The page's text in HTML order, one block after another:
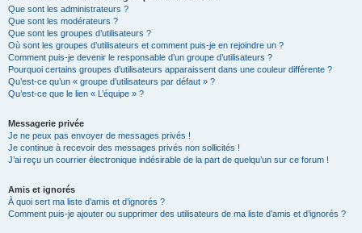
Que sont les administrateurs ?
Que sont les modérateurs ?
Que sont les groupes d’utilisateurs ?
Où sont les groupes d’utilisateurs et comment puis-je en rejoindre un ?
Comment puis-je devenir le responsable d’un groupe d’utilisateurs ?
Pourquoi certains groupes d’utilisateurs apparaissent dans une couleur différente ?
Qu’est-ce qu’un « groupe d’utilisateurs par défaut » ?
Qu’est-ce que le lien « L’équipe » ?
Messagerie privée
Je ne peux pas envoyer de messages privés !
Je continue à recevoir des messages privés non sollicités !
J’ai reçu un courrier électronique indésirable de la part de quelqu’un sur ce forum !
Amis et ignorés
À quoi sert ma liste d’amis et d’ignorés ?
Comment puis-je ajouter ou supprimer des utilisateurs de ma liste d’amis et d’ignorés ?